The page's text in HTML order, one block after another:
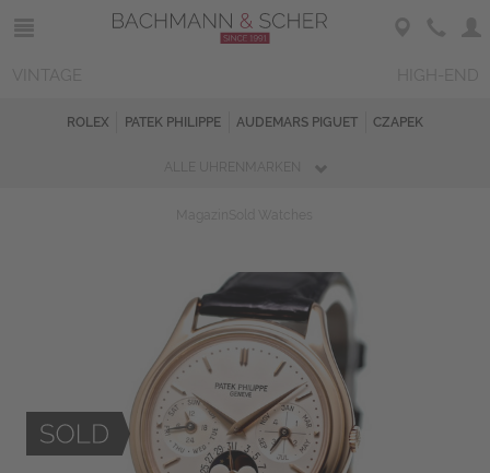
ROLEX PATEK PHILIPPE AUDEMARS PIGUET CZAPEK